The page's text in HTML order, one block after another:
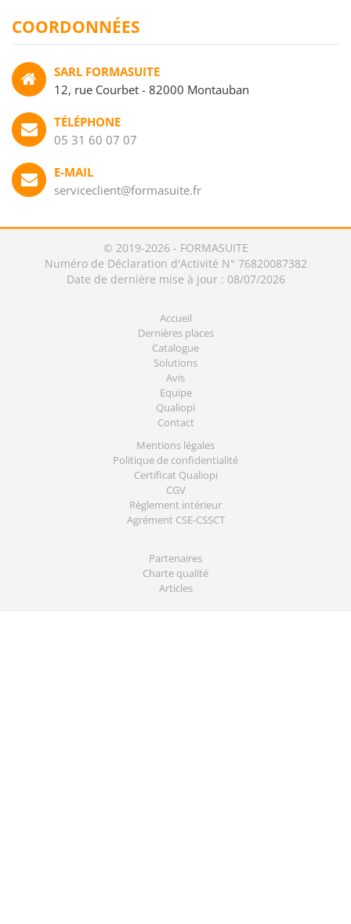
COORDONNÉES
SARL FORMASUITE
12, rue Courbet - 82000 Montauban
TÉLÉPHONE
05 31 60 07 07
E-MAIL
serviceclient@formasuite.fr
© 2019-2026 - FORMASUITE
Numéro de Déclaration d'Activité N° 76820087382
Date de dernière mise à jour : 08/07/2026
Accueil
Dernières places
Catalogue
Solutions
Avis
Equipe
Qualiopi
Contact
Mentions légales
Politique de confidentialité
Certificat Qualiopi
CGV
Règlement intérieur
Agrément CSE-CSSCT
Partenaires
Charte qualité
Articles